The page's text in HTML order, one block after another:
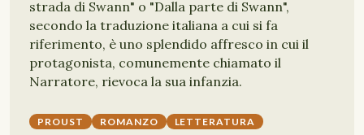
strada di Swann" o "Dalla parte di Swann",
secondo la traduzione italiana a cui si fa
riferimento, è uno splendido affresco in cui il
protagonista, comunemente chiamato il
Narratore, rievoca la sua infanzia.
PROUST ROMANZO LETTERATURA